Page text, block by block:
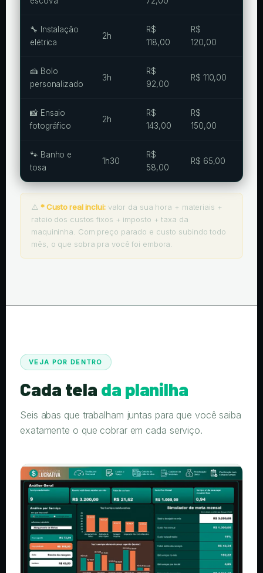
🔧 Instalação
elétrica
2h
R$
118,00
R$
120,00
🍰 Bolo
personalizado
3h
R$
92,00
R$ 110,00
📸 Ensaio
fotográfico
2h
R$
143,00
R$
150,00
🐾 Banho e
tosa
1h30
R$
58,00
R$ 65,00
⚠️ * Custo real inclui:valor da sua hora + materiais +
rateio dos custos fixos + imposto + taxa da
maquininha. Com preço parado e custo subindo todo
mês, o que sobra pra você foi embora.
VEJA POR DENTRO
Cada tela da planilha
Seis abas que trabalham juntas para que você saiba
exatamente o que cobrar em cada serviço.